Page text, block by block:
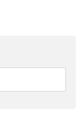
3 metros